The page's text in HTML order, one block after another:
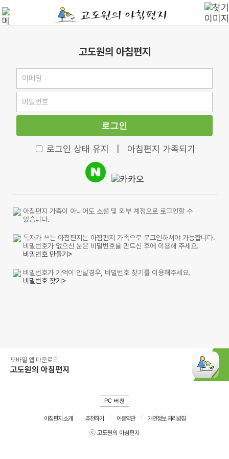
고도원의 아침편지
로그인
로그인 상태 유지 아침편지 가족되기
아침편지 가족이 아니어도 소셜 및 외부 계정으로 로그인할 수
있습니다.
독자가 쓰는 아침편지는 아침편지 가족으로 로그인하셔야 가능합니다.
비밀번호가 없으신 분은 비밀번호를 만드신 후에 이용해 주세요.
비밀번호 만들기>
비밀번호가 기억이 안날경우, 비밀번호 찾기를 이용해주세요.
비밀번호 찾기>
모바일 앱 다운로드
고도원의 아침편지
PC 버전
아침편지 소개 추천하기 이용약관
개인정보 처리방침
ⓒ 고도원의 아침편지